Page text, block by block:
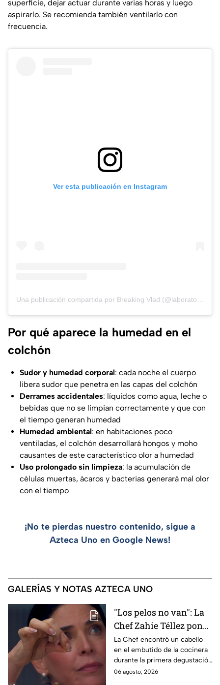
superficie, dejar actuar durante varias horas y luego
aspirarlo. Se recomienda también ventilarlo con
frecuencia.
Ver esta publicación en Instagram
Por qué aparece la humedad en el
colchón
Sudor y humedad corporal: cada noche el cuerpo
libera sudor que penetra en las capas del colchón
Derrames accidentales: líquidos como agua, leche o
bebidas que no se limpian correctamente y que con
el tiempo generan humedad
Humedad ambiental: en habitaciones poco
ventiladas, el colchón desarrollará hongos y moho
causantes de este característico olor a humedad
Uso prolongado sin limpieza: la acumulación de
células muertas, ácaros y bacterias generará mal olor
con el tiempo
¡No te pierdas nuestro contenido, sigue a
Azteca Uno en Google News!
GALERÍAS Y NOTAS AZTECA UNO
"Los pelos no van": La
Chef Zahie Téllez pone
en evidencia a Carmen
en la gala de mandiles
negros de MasterChef
24/7
La Chef encontró un cabello
en el embutido de la cocinera
durante la primera degustación
de la noche
06 agosto, 2026